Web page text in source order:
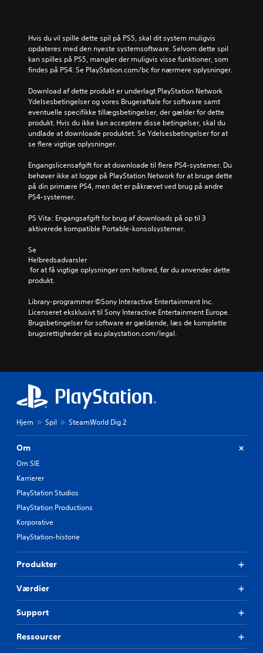
Hvis du vil spille dette spil på PS5, skal dit system muligvis
opdateres med den nyeste systemsoftware. Selvom dette spil
kan spilles på PS5, mangler der muligvis visse funktioner, som
findes på PS4. Se PlayStation.com/bc for nærmere oplysninger.
Download af dette produkt er underlagt PlayStation Network
Ydelsesbetingelser og vores Brugeraftale for software samt
eventuelle specifikke tillægsbetingelser, der gælder for dette
produkt. Hvis du ikke kan acceptere disse betingelser, skal du
undlade at downloade produktet. Se Ydelsesbetingelser for at
se flere vigtige oplysninger.
Engangslicensafgift for at downloade til flere PS4-systemer. Du
behøver ikke at logge på PlayStation Network for at bruge dette
på din primære PS4, men det er påkrævet ved brug på andre
PS4-systemer.
PS Vita: Engangsafgift for brug af downloads på op til 3
aktiverede kompatible Portable-konsolsystemer.
Se
Helbredsadvarsler
produkt.
Library-programmer ©Sony Interactive Entertainment Inc.
Licenseret eksklusivt til Sony Interactive Entertainment Europe.
Brugsbetingelser for software er gældende, læs de komplette
brugsrettigheder på eu.playstation.com/legal.
Hjem Spil SteamWorld Dig 2
Om
Om SIE
Karrierer
PlayStation Studios
PlayStation Productions
Korporative
PlayStation-historie
Produkter
Værdier
Support
Ressourcer